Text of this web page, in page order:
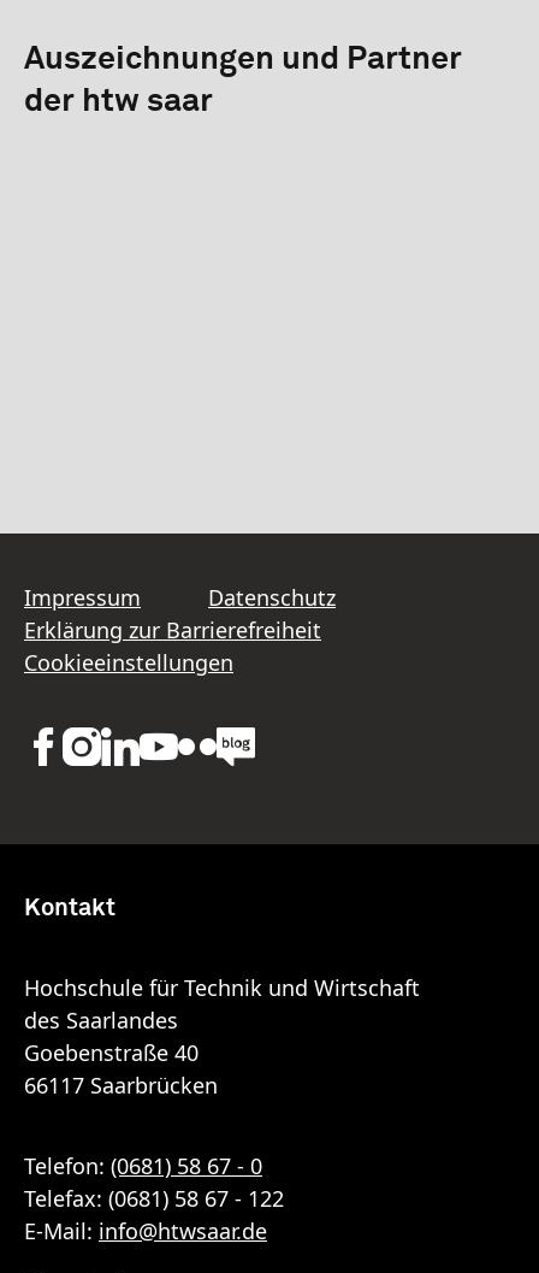
Auszeichnungen und Partner
der htw saar
Impressum
Datenschutz
Erklärung zur Barrierefreiheit
Cookieeinstellungen
Kontakt
Hochschule für Technik und Wirtschaft
des Saarlandes
Goebenstraße 40
66117 Saarbrücken
Telefon: (0681) 58 67 - 0
Telefax: (0681) 58 67 - 122
E-Mail: info@htwsaar.de